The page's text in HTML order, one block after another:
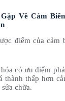
Về Cảm
điểm của cảm
có ưu điểm
thành thấp hơn
chữa.